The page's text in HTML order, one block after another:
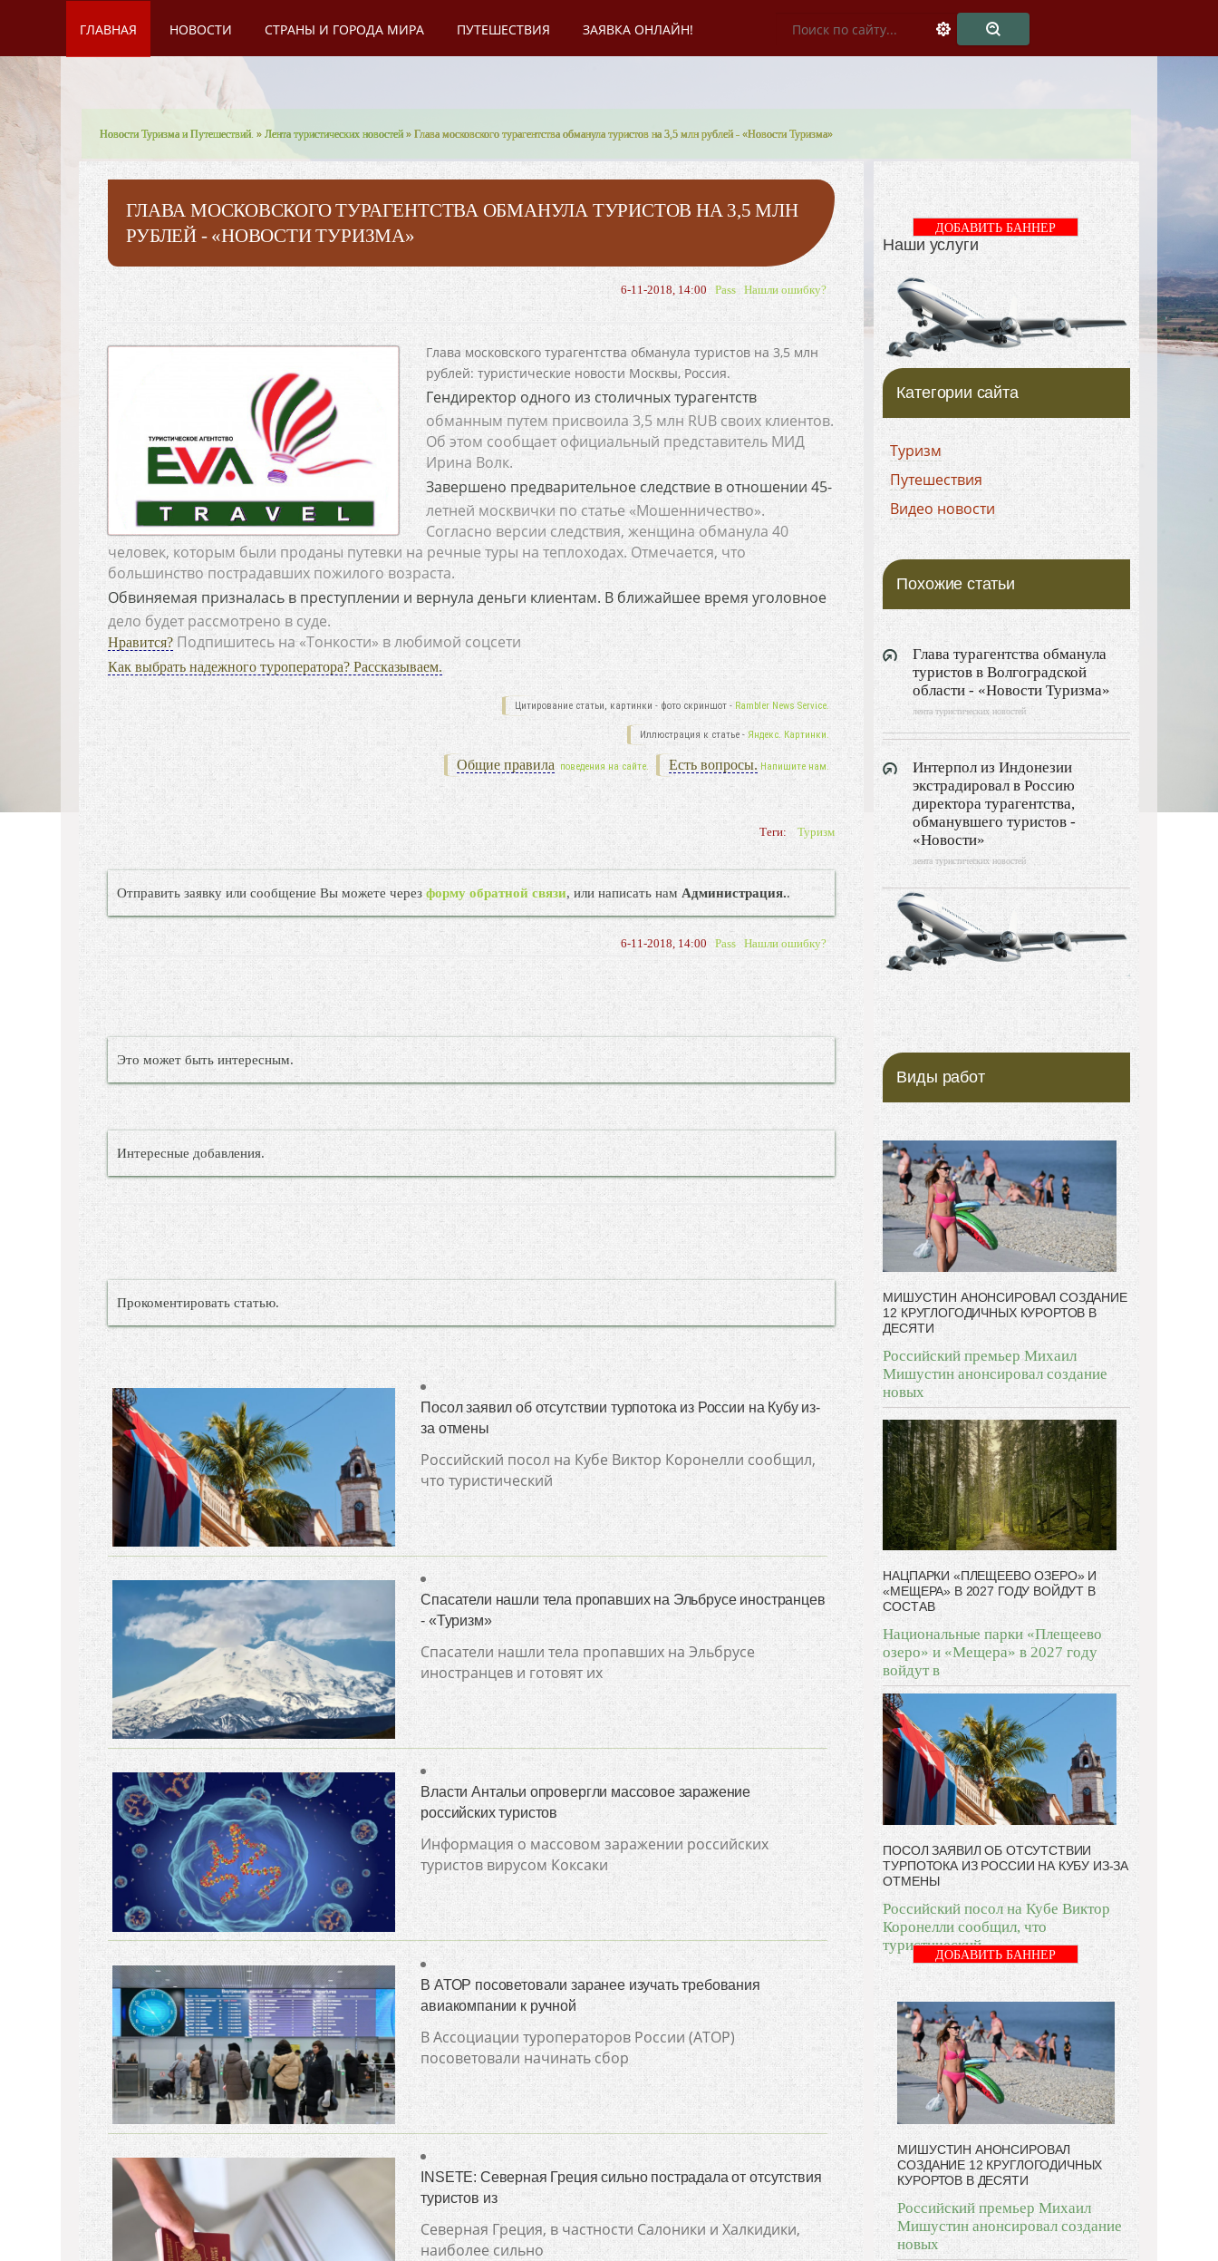
ГЛАВНАЯ НОВОСТИ СТРАНЫ И ГОРОДА МИРА ПУТЕШЕСТВИЯ ЗАЯВКА ОНЛАЙН!
Новости Туризма и Путешествий. »Лента туристических новостей » Глава московского турагентства обманула туристов на 3,5 млн рублей - «Новости Туризма»
ГЛАВА МОСКОВСКОГО ТУРАГЕНТСТВА ОБМАНУЛА ТУРИСТОВ НА 3,5 МЛН
РУБЛЕЙ - «НОВОСТИ ТУРИЗМА»
6-11-2018, 14:00 Pass Нашли ошибку?
Глава московского турагентства обманула туристов на 3,5 млн
рублей: туристические новости Москвы, Россия.
Гендиректор одного из столичных турагентств
обманным путем присвоила 3,5 млн RUB своих клиентов.
Об этом сообщает официальный представитель МИД
Ирина Волк.
Завершено предварительное следствие в отношении 45-
летней москвички по статье «Мошенничество».
Согласно версии следствия, женщина обманула 40
человек, которым были проданы путевки на речные туры на теплоходах. Отмечается, что
большинство пострадавших пожилого возраста.
Обвиняемая призналась в преступлении и вернула деньги клиентам. В ближайшее время уголовное
дело будет рассмотрено в суде.
Нравится? Подпишитесь на «Тонкости» в любимой соцсети
Как выбрать надежного туроператора? Рассказываем.
Цитирование статьи, картинки - фото скриншот - Rambler News Service.
Иллюстрация к статье - Яндекс. Картинки.
Есть вопросы. Напишите нам.
Общие правила поведения на сайте.
Теги: Туризм
Отправить заявку или сообщение Вы можете черезформу обратной связи, или написать намАдминистрация..
6-11-2018, 14:00 Pass Нашли ошибку?
Это может быть интересным.
Интересные добавления.
Прокоментировать статью.
Посол заявил об отсутствии турпотока из России на Кубу из-
за отмены
Российский посол на Кубе Виктор Коронелли сообщил,
что туристический
Спасатели нашли тела пропавших на Эльбрусе иностранцев
- «Туризм»
Спасатели нашли тела пропавших на Эльбрусе
иностранцев и готовят их
Власти Антальи опровергли массовое заражение
российских туристов
Информация о массовом заражении российских
туристов вирусом Коксаки
В АТОР посоветовали заранее изучать требования
авиакомпании к ручной
В Ассоциации туроператоров России (АТОР)
посоветовали начинать сбор
INSETE: Северная Греция сильно пострадала от отсутствия
туристов из
Северная Греция, в частности Салоники и Халкидики,
наиболее сильно
Наши услуги
ДОБАВИТЬ БАННЕР
Категории сайта
Туризм
Путешествия
Видео новости
Похожие статьи
Глава турагентства обманула
туристов в Волгоградской
области - «Новости Туризма»
лента туристических новостей
Интерпол из Индонезии
экстрадировал в Россию
директора турагентства,
обманувшего туристов -
«Новости»
лента туристических новостей
Виды работ
МИШУСТИН АНОНСИРОВАЛ СОЗДАНИЕ
12 КРУГЛОГОДИЧНЫХ КУРОРТОВ В
ДЕСЯТИ
Российский премьер Михаил
Мишустин анонсировал создание
новых
НАЦПАРКИ «ПЛЕЩЕЕВО ОЗЕРО» И
«МЕЩЕРА» В 2027 ГОДУ ВОЙДУТ В
СОСТАВ
Национальные парки «Плещеево
озеро» и «Мещера» в 2027 году
войдут в
ПОСОЛ ЗАЯВИЛ ОБ ОТСУТСТВИИ
ТУРПОТОКА ИЗ РОССИИ НА КУБУ ИЗ-ЗА
ОТМЕНЫ
Российский посол на Кубе Виктор
Коронелли сообщил, что
туристический
ДОБАВИТЬ БАННЕР
МИШУСТИН АНОНСИРОВАЛ
СОЗДАНИЕ 12 КРУГЛОГОДИЧНЫХ
КУРОРТОВ В ДЕСЯТИ
Российский премьер Михаил
Мишустин анонсировал создание
новых